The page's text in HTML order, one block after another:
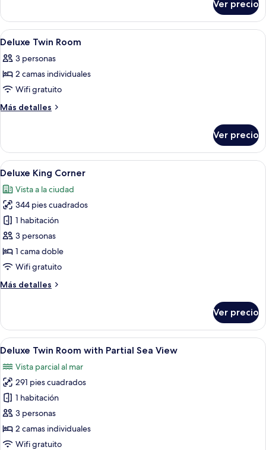
Room
with
Bosphorus
Ver precio
Abrir
todas
las
fotos
de
Deluxe
Habitación de hotel con cama,
4
Deluxe Twin Room
3 personas
2 camas individuales
Wifi gratuito
Más detalles
Más
Twin
Room
Ver precio
Abrir
todas
las
fotos
de
Deluxe
King
Corner
Habitación de hotel con una cama
4
Deluxe King Corner
Vista a la ciudad
344 pies cuadrados
1 habitación
3 personas
1 cama doble
Wifi gratuito
Más detalles
Más
King
Corner
Ver precio
Abrir
todas
las
fotos
de
Deluxe
Twin
Room
Una habitación de hotel con una
3
Deluxe Twin Room with Partial Sea View
Vista parcial al mar
291 pies cuadrados
1 habitación
3 personas
2 camas individuales
Wifi gratuito